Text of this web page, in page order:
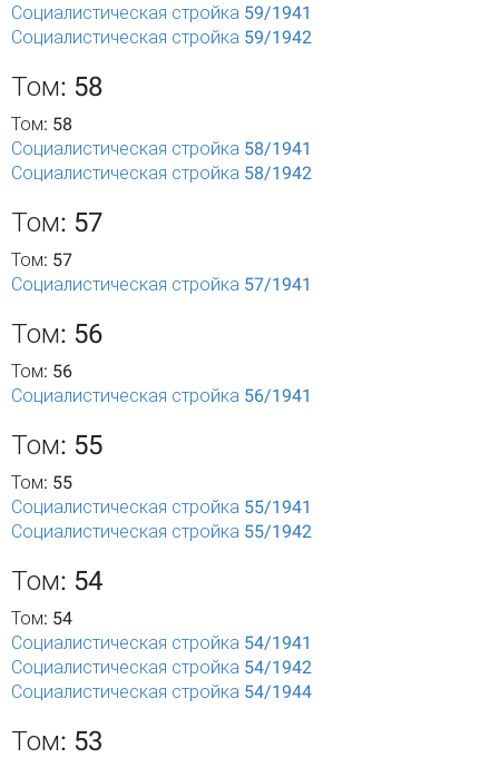
Социалистическая стройка 59/1941
Социалистическая стройка 59/1942
Том: 58
Том: 58
Социалистическая стройка 58/1941
Социалистическая стройка 58/1942
Том: 57
Том: 57
Социалистическая стройка 57/1941
Том: 56
Том: 56
Социалистическая стройка 56/1941
Том: 55
Том: 55
Социалистическая стройка 55/1941
Социалистическая стройка 55/1942
Том: 54
Том: 54
Социалистическая стройка 54/1941
Социалистическая стройка 54/1942
Социалистическая стройка 54/1944
Том: 53